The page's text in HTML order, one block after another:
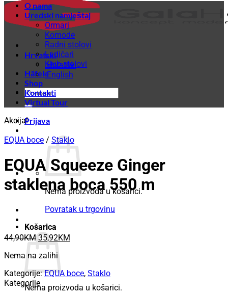
Hrvatski
Hrvatski
English
Pretraži:
Prijava
Nema proizvoda u košarici.
Povratak u trgovinu
Košarica
Nema proizvoda u košarici.
O nama
Uredski namještaj
Ormari
Komode
Radni stolovi
Ladičari
Klub stolovi
Häfele
Shop
Kontakti
Virtual Tour
Akcija!
EQUA boce / Staklo
EQUA Squeeze Ginger
staklena boca 550 m
44,90KM Original
price
was:
44,90KM.
35,92KM
Nema na zalihi
Kategorije:EQUA boce, Staklo
Kategorije